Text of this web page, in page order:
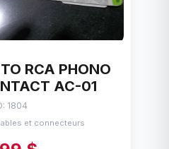
RCA PHONO
AC-01
1804
et connecteurs